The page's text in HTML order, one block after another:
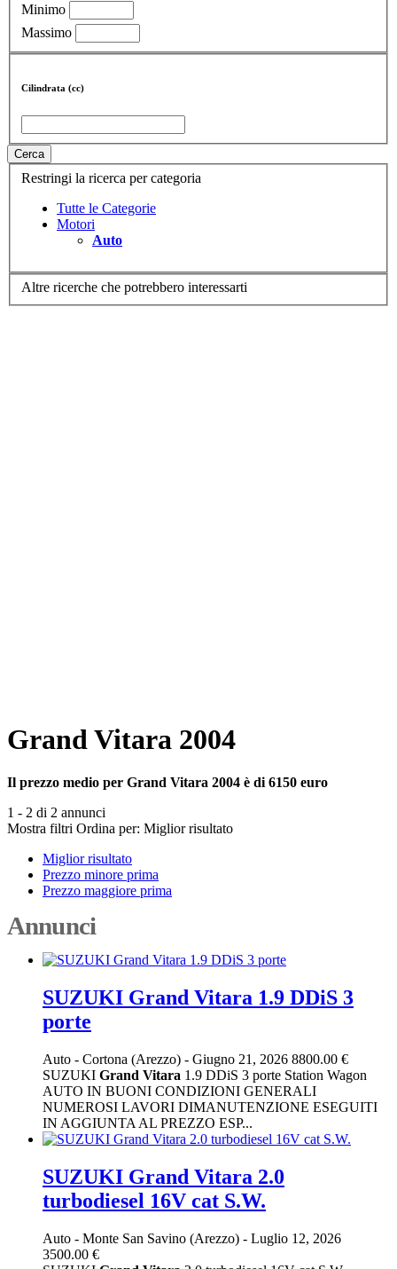
Minimo
Massimo
Cilindrata (cc)
Cerca
Restringi la ricerca per categoria
Tutte le Categorie
Motori
Auto
Altre ricerche che potrebbero interessarti
Grand Vitara 2004
Il prezzo medio per Grand Vitara 2004 è di 6150 euro
1 - 2 di 2 annunci
Mostra filtri Ordina per: Miglior risultato
Miglior risultato
Prezzo minore prima
Prezzo maggiore prima
Annunci
SUZUKI Grand Vitara 1.9 DDiS 3
porte
Auto - Cortona (Arezzo) - Giugno 21, 2026 8800.00 €
SUZUKI Grand Vitara 1.9 DDiS 3 porte Station Wagon
AUTO IN BUONI CONDIZIONI GENERALI
NUMEROSI LAVORI DIMANUTENZIONE ESEGUITI
IN AGGIUNTA AL PREZZO ESP...
SUZUKI Grand Vitara 2.0
turbodiesel 16V cat S.W.
Auto - Monte San Savino (Arezzo) - Luglio 12, 2026
3500.00 €